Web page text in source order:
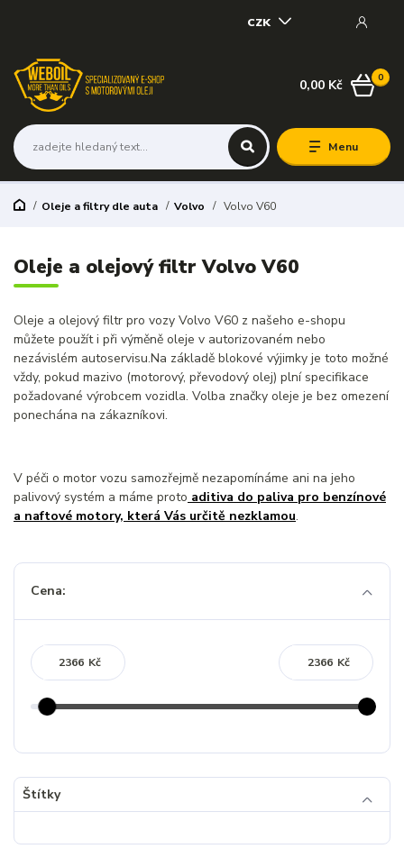
Menu
CZK
0
0,00 Kč
Oleje a filtry dle auta Volvo Volvo V60
Oleje a olejový filtr Volvo V60
Oleje a olejový filtr pro vozy Volvo V60 z našeho e-shopu
můžete použít i při výměně oleje v autorizovaném nebo
nezávislém autoservisu.Na základě blokové výjimky je toto možné
vždy, pokud mazivo (motorový, převodový olej) plní specifikace
požadované výrobcem vozidla. Volba značky oleje je bez omezení
ponechána na zákazníkovi.
V péči o motor vozu samozřejmě nezapomínáme ani na jeho
palivový systém a máme proto aditiva do paliva pro benzínové
a naftové motory, která Vás určitě nezklamou.
Cena:
Kč Kč
Štítky